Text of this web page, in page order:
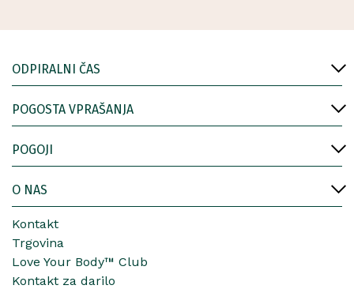
ODPIRALNI ČAS
POGOSTA VPRAŠANJA
POGOJI
O NAS
Kontakt
Trgovina
Love Your Body™ Club
Kontakt za darilo